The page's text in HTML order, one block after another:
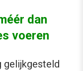
dan
voeren
gelijkgesteld